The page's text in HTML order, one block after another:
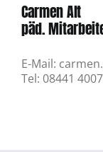
Carmen Alt
päd.
E-Mail:
Tel: 08441